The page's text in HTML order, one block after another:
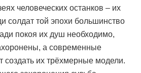
человеческих останков – их
солдат той эпохи большинство
покоя их душ необходимо,
а современные
создать их трёхмерные модели.